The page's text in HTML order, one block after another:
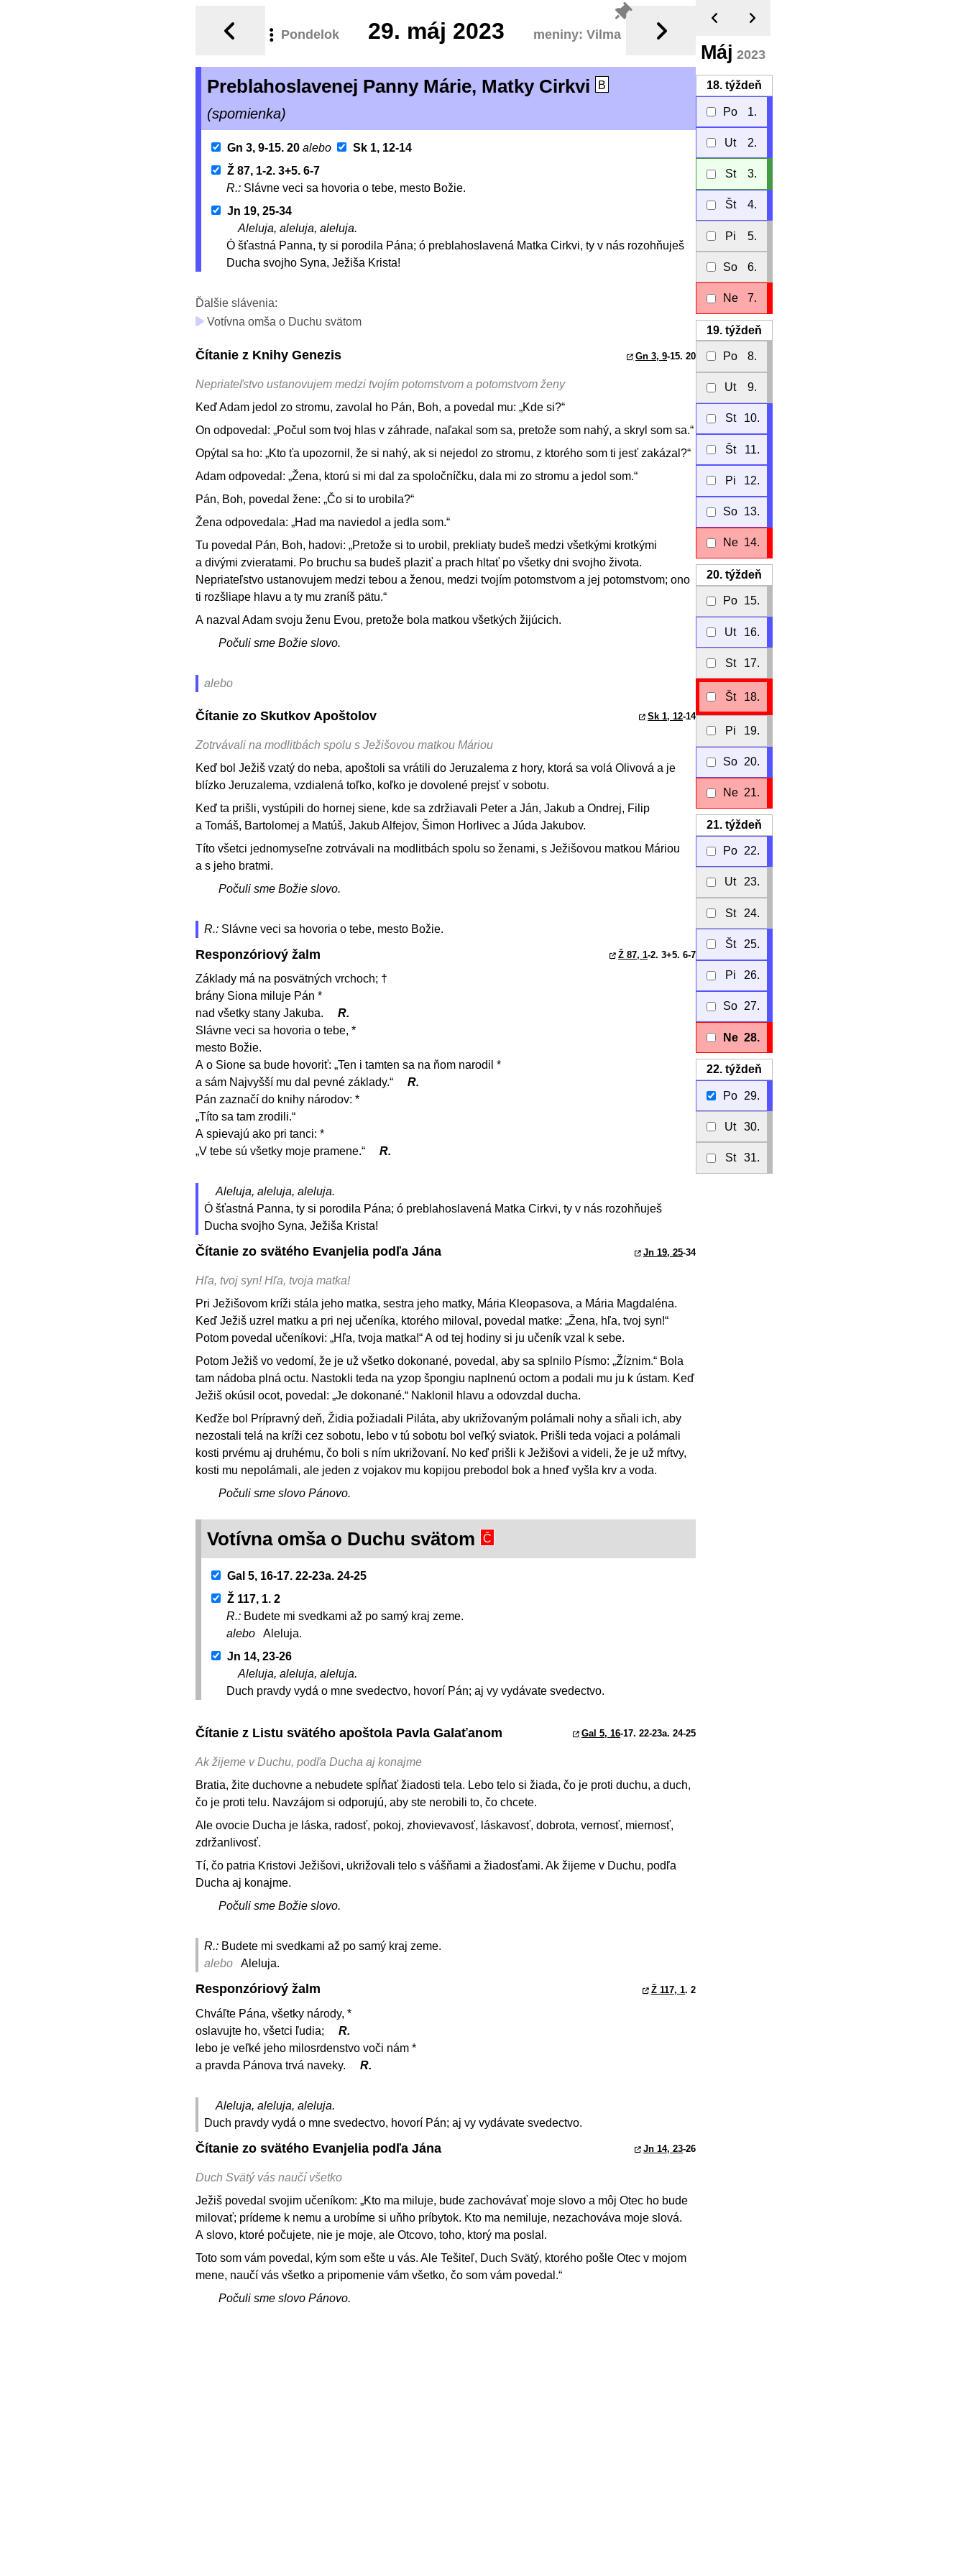
Pondelok 29. máj 2023 meniny: Vilma
Preblahoslavenej Panny Márie, Matky Cirkvi B
(spomienka)
Gn 3, 9-15. 20 alebo
Sk 1, 12-14
Ž 87, 1-2. 3+5. 6-7
R.: Slávne veci sa hovoria o tebe, mesto Božie.
Jn 19, 25-34
Aleluja, aleluja, aleluja.
Ó šťastná Panna, ty si porodila Pána; ó preblahoslavená Matka Cirkvi, ty v nás rozohňuješ
Ducha svojho Syna, Ježiša Krista!
Ďalšie slávenia:
Votívna omša o Duchu svätom
Čítanie z Knihy Genezis Gn 3, 9-15. 20
Nepriateľstvo ustanovujem medzi tvojím potomstvom a potomstvom ženy
Keď Adam jedol zo stromu, zavolal ho Pán, Boh, a povedal mu: „Kde si?“
On odpovedal: „Počul som tvoj hlas v záhrade, naľakal som sa, pretože som nahý, a skryl som sa.“
Opýtal sa ho: „Kto ťa upozornil, že si nahý, ak si nejedol zo stromu, z ktorého som ti jesť zakázal?“
Adam odpovedal: „Žena, ktorú si mi dal za spoločníčku, dala mi zo stromu a jedol som.“
Pán, Boh, povedal žene: „Čo si to urobila?“
Žena odpovedala: „Had ma naviedol a jedla som.“
Tu povedal Pán, Boh, hadovi: „Pretože si to urobil, prekliaty budeš medzi všetkými krotkými
a divými zvieratami. Po bruchu sa budeš plaziť a prach hltať po všetky dni svojho života.
Nepriateľstvo ustanovujem medzi tebou a ženou, medzi tvojím potomstvom a jej potomstvom; ono
ti rozšliape hlavu a ty mu zraníš pätu.“
A nazval Adam svoju ženu Evou, pretože bola matkou všetkých žijúcich.
Počuli sme Božie slovo.
alebo
Čítanie zo Skutkov Apoštolov Sk 1, 12-14
Zotrvávali na modlitbách spolu s Ježišovou matkou Máriou
Keď bol Ježiš vzatý do neba, apoštoli sa vrátili do Jeruzalema z hory, ktorá sa volá Olivová a je
blízko Jeruzalema, vzdialená toľko, koľko je dovolené prejsť v sobotu.
Keď ta prišli, vystúpili do hornej siene, kde sa zdržiavali Peter a Ján, Jakub a Ondrej, Filip
a Tomáš, Bartolomej a Matúš, Jakub Alfejov, Šimon Horlivec a Júda Jakubov.
Títo všetci jednomyseľne zotrvávali na modlitbách spolu so ženami, s Ježišovou matkou Máriou
a s jeho bratmi.
Počuli sme Božie slovo.
R.: Slávne veci sa hovoria o tebe, mesto Božie.
Responzóriový žalm Ž 87, 1-2. 3+5. 6-7
Základy má na posvätných vrchoch; †
brány Siona miluje Pán *
nad všetky stany Jakuba.
R.
Slávne veci sa hovoria o tebe, *
mesto Božie.
A o Sione sa bude hovoriť: „Ten i tamten sa na ňom narodil *
a sám Najvyšší mu dal pevné základy.“
R.
Pán zaznačí do knihy národov: *
„Títo sa tam zrodili.“
A spievajú ako pri tanci: *
„V tebe sú všetky moje pramene.“
R.
Aleluja, aleluja, aleluja.
Ó šťastná Panna, ty si porodila Pána; ó preblahoslavená Matka Cirkvi, ty v nás rozohňuješ
Ducha svojho Syna, Ježiša Krista!
Čítanie zo svätého Evanjelia podľa Jána Jn 19, 25-34
Hľa, tvoj syn! Hľa, tvoja matka!
Pri Ježišovom kríži stála jeho matka, sestra jeho matky, Mária Kleopasova, a Mária Magdaléna.
Keď Ježiš uzrel matku a pri nej učeníka, ktorého miloval, povedal matke: „Žena, hľa, tvoj syn!“
Potom povedal učeníkovi: „Hľa, tvoja matka!“ A od tej hodiny si ju učeník vzal k sebe.
Potom Ježiš vo vedomí, že je už všetko dokonané, povedal, aby sa splnilo Písmo: „Žíznim.“ Bola
tam nádoba plná octu. Nastokli teda na yzop špongiu naplnenú octom a podali mu ju k ústam. Keď
Ježiš okúsil ocot, povedal: „Je dokonané.“ Naklonil hlavu a odovzdal ducha.
Keďže bol Prípravný deň, Židia požiadali Piláta, aby ukrižovaným polámali nohy a sňali ich, aby
nezostali telá na kríži cez sobotu, lebo v tú sobotu bol veľký sviatok. Prišli teda vojaci a polámali
kosti prvému aj druhému, čo boli s ním ukrižovaní. No keď prišli k Ježišovi a videli, že je už mŕtvy,
kosti mu nepolámali, ale jeden z vojakov mu kopijou prebodol bok a hneď vyšla krv a voda.
Počuli sme slovo Pánovo.
Votívna omša o Duchu svätom Č
Gal 5, 16-17. 22-23a. 24-25
Ž 117, 1. 2
R.: Budete mi svedkami až po samý kraj zeme.
alebo
Aleluja.
Jn 14, 23-26
Aleluja, aleluja, aleluja.
Duch pravdy vydá o mne svedectvo, hovorí Pán; aj vy vydávate svedectvo.
Čítanie z Listu svätého apoštola Pavla Galaťanom Gal 5, 16-17. 22-23a. 24-25
Ak žijeme v Duchu, podľa Ducha aj konajme
Bratia, žite duchovne a nebudete spĺňať žiadosti tela. Lebo telo si žiada, čo je proti duchu, a duch,
čo je proti telu. Navzájom si odporujú, aby ste nerobili to, čo chcete.
Ale ovocie Ducha je láska, radosť, pokoj, zhovievavosť, láskavosť, dobrota, vernosť, miernosť,
zdržanlivosť.
Tí, čo patria Kristovi Ježišovi, ukrižovali telo s vášňami a žiadosťami. Ak žijeme v Duchu, podľa
Ducha aj konajme.
Počuli sme Božie slovo.
R.: Budete mi svedkami až po samý kraj zeme.
alebo
Aleluja.
Responzóriový žalm Ž 117, 1. 2
Chváľte Pána, všetky národy, *
oslavujte ho, všetci ľudia;
R.
lebo je veľké jeho milosrdenstvo voči nám *
a pravda Pánova trvá naveky.
R.
Aleluja, aleluja, aleluja.
Duch pravdy vydá o mne svedectvo, hovorí Pán; aj vy vydávate svedectvo.
Čítanie zo svätého Evanjelia podľa Jána Jn 14, 23-26
Duch Svätý vás naučí všetko
Ježiš povedal svojim učeníkom: „Kto ma miluje, bude zachovávať moje slovo a môj Otec ho bude
milovať; prídeme k nemu a urobíme si uňho príbytok. Kto ma nemiluje, nezachováva moje slová.
A slovo, ktoré počujete, nie je moje, ale Otcovo, toho, ktorý ma poslal.
Toto som vám povedal, kým som ešte u vás. Ale Tešiteľ, Duch Svätý, ktorého pošle Otec v mojom
mene, naučí vás všetko a pripomenie vám všetko, čo som vám povedal.“
Počuli sme slovo Pánovo.
Máj 2023
18. týždeň
Po 1.
Ut 2.
St 3.
Št 4.
Pi 5.
So 6.
Ne 7.
19. týždeň
Po 8.
Ut 9.
St 10.
Št 11.
Pi 12.
So 13.
Ne 14.
20. týždeň
Po 15.
Ut 16.
St 17.
Št 18.
Pi 19.
So 20.
Ne 21.
21. týždeň
Po 22.
Ut 23.
St 24.
Št 25.
Pi 26.
So 27.
Ne 28.
22. týždeň
Po 29.
Ut 30.
St 31.